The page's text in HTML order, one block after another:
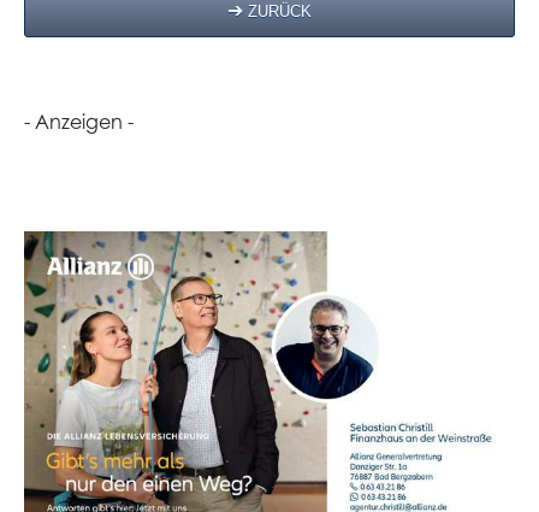
ZURÜCK
- Anzeigen -